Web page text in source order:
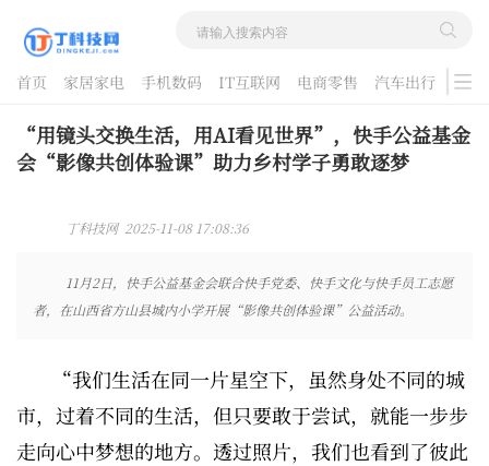
首页 家居家电 手机数码 IT互联网 电商零售 汽车出行
游戏
酷品评测
“用镜头交换生活，用AI看见世界”，快手公益基金
会“影像共创体验课”助力乡村学子勇敢逐梦
丁科技网 2025-11-08 17:08:36
11月2日，快手公益基金会联合快手党委、快手文化与快手员工志愿
者，在山西省方山县城内小学开展“影像共创体验课”公益活动。
“我们生活在同一片星空下，虽然身处不同的城
市，过着不同的生活，但只要敢于尝试，就能一步步
走向心中梦想的地方。透过照片，我们也看到了彼此